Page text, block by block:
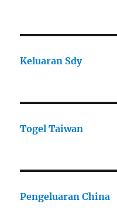
Keluaran Sdy
Togel Taiwan
Pengeluaran China